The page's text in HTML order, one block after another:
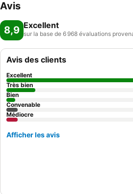
Avis
8,9 Excellent
sur la base de 6 968 évaluations
Avis des clients
Excellent
Très bien
Bien
Convenable
Médiocre
Afficher les avis